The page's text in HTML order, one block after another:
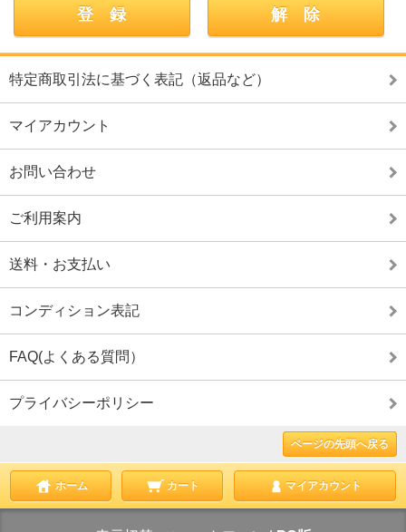
特定商取引法に基づく表記（返品など）
マイアカウント
お問い合わせ
ご利用案内
送料・お支払い
コンディション表記
FAQ(よくある質問）
プライバシーポリシー
ページの先頭へ戻る
ホーム カート マイアカウント